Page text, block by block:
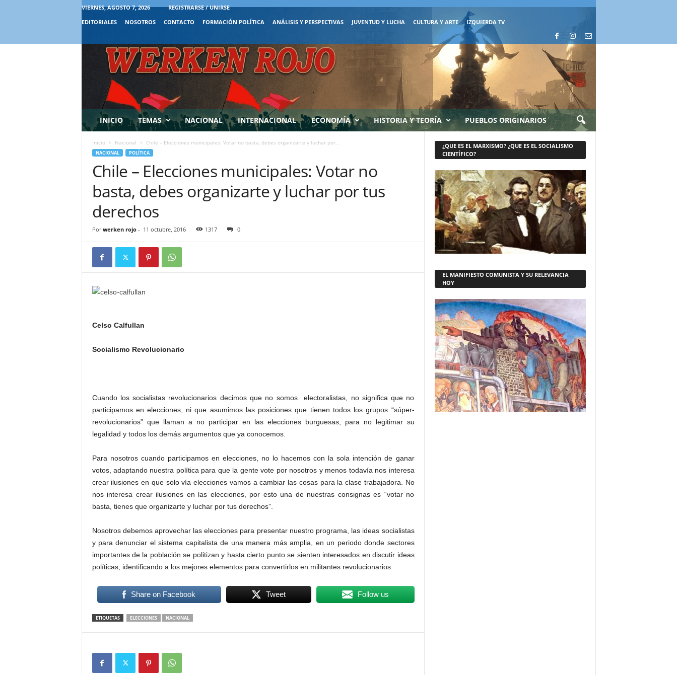
VIERNES, AGOSTO 7, 2026
REGISTRARSE / UNIRSE
EDITORIALES
NOSOTROS CONTACTO FORMACIÓN POLÍTICA ANÁLISIS Y PERSPECTIVAS JUVENTUD Y LUCHA CULTURA Y ARTE IZQUIERDA TV
INICIO TEMAS NACIONAL INTERNACIONAL ECONOMÍA HISTORIA Y TEORÍA PUEBLOS ORIGINARIOS
Inicio Nacional Chile – Elecciones municipales: Votar no basta, debes organizarte y luchar por...
NACIONAL POLÍTICA
Chile – Elecciones municipales: Votar no
basta, debes organizarte y luchar por tus
derechos
Por werken rojo- 11 octubre, 2016 1317 0
Celso Calfullan
Socialismo Revolucionario
Cuando los socialistas revolucionarios decimos que no somos electoralistas, no significa que no
participamos en elecciones, ni que asumimos las posiciones que tienen todos los grupos “súper-
revolucionarios” que llaman a no participar en las elecciones burguesas, para no legitimar su
legalidad y todos los demás argumentos que ya conocemos.
Para nosotros cuando participamos en elecciones, no lo hacemos con la sola intención de ganar
votos, adaptando nuestra política para que la gente vote por nosotros y menos todavía nos interesa
crear ilusiones en que solo vía elecciones vamos a cambiar las cosas para la clase trabajadora. No
nos interesa crear ilusiones en las elecciones, por esto una de nuestras consignas es “votar no
basta, tienes que organizarte y luchar por tus derechos”.
Nosotros debemos aprovechar las elecciones para presentar nuestro programa, las ideas socialistas
y para denunciar el sistema capitalista de una manera más amplia, en un periodo donde sectores
importantes de la población se politizan y hasta cierto punto se sienten interesados en discutir ideas
políticas, identificando a los mejores elementos para convertirlos en militantes revolucionarios.
Share on Facebook Tweet Follow us
ETIQUETAS ELECCIONES NACIONAL
¿QUE ES EL MARXISMO? ¿QUE ES EL SOCIALISMO
CIENTÍFICO?
EL MANIFIESTO COMUNISTA Y SU RELEVANCIA
HOY